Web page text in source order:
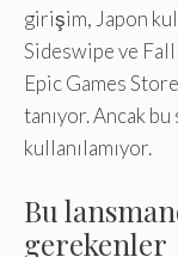
girişim, Japon
Sideswipe ve
Epic Games
tanıyor. Ancak
kullanılamıyor.
Bu
gerekenler